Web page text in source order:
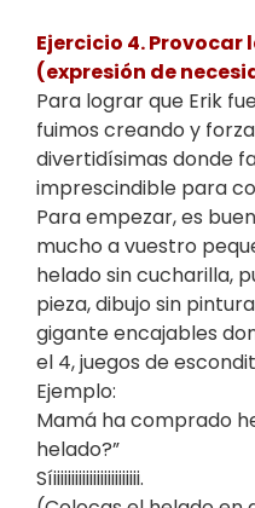
Ejercicio 4.
(expresión de
Para lograr que Erik
fuimos creando y
divertidísimas donde
imprescindible para
Para empezar, es
mucho a vuestro
helado sin cucharilla,
pieza, dibujo sin
gigante encajables
el 4, juegos de
Ejemplo:
Mamá ha comprado
helado?”
Síiiiiiiiiiiiiiiiiiiiiiiii.